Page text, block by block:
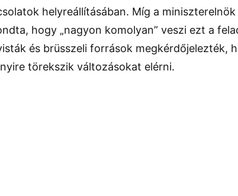
helyreállításában. Míg a
hogy „nagyon komolyan” veszi ezt a
és brüsszeli források megkérdőjelezték,
törekszik változásokat elérni.